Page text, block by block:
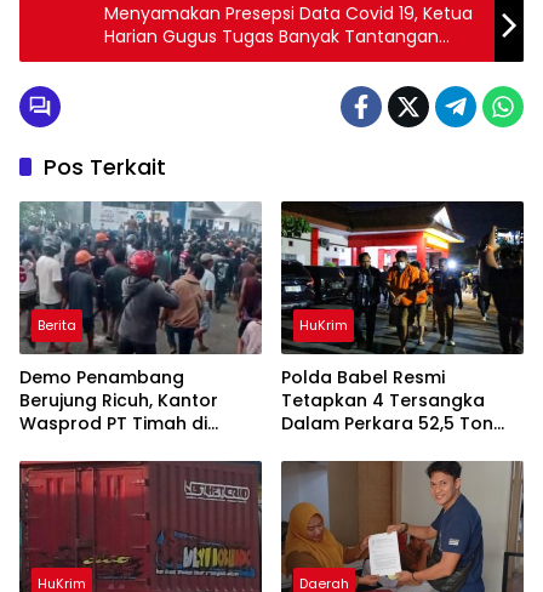
Menyamakan Presepsi Data Covid 19, Ketua
Harian Gugus Tugas Banyak Tantangan
Namun Tetap Konsisten
Pos Terkait
Berita
Demo Penambang
Berujung Ricuh, Kantor
Wasprod PT Timah di
HuKrim
Polda Babel Resmi
Tetapkan 4 Tersangka
Dalam Perkara 52,5 Ton
Belitung
HuKrim Daerah